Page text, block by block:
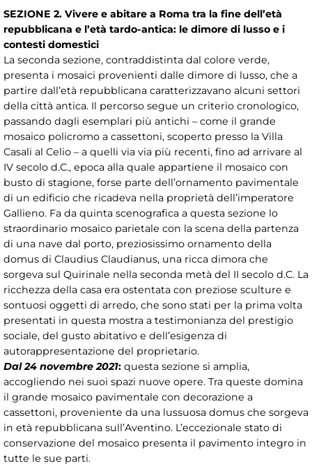
SEZIONE 2. Vivere e abitare a Roma tra la fine dell’età
repubblicana e l’età tardo-antica: le dimore di lusso e i
contesti domestici
La seconda sezione, contraddistinta dal colore verde,
presenta i mosaici provenienti dalle dimore di lusso, che a
partire dall’età repubblicana caratterizzavano alcuni settori
della città antica. Il percorso segue un criterio cronologico,
passando dagli esemplari più antichi – come il grande
mosaico policromo a cassettoni, scoperto presso la Villa
Casali al Celio – a quelli via via più recenti, fino ad arrivare al
IV secolo d.C., epoca alla quale appartiene il mosaico con
busto di stagione, forse parte dell’ornamento pavimentale
di un edificio che ricadeva nella proprietà dell’imperatore
Gallieno. Fa da quinta scenografica a questa sezione lo
straordinario mosaico parietale con la scena della partenza
di una nave dal porto, preziosissimo ornamento della
domus di Claudius Claudianus, una ricca dimora che
sorgeva sul Quirinale nella seconda metà del II secolo d.C. La
ricchezza della casa era ostentata con preziose sculture e
sontuosi oggetti di arredo, che sono stati per la prima volta
presentati in questa mostra a testimonianza del prestigio
sociale, del gusto abitativo e dell’esigenza di
autorappresentazione del proprietario.
Dal 24 novembre 2021: questa sezione si amplia,
accogliendo nei suoi spazi nuove opere. Tra queste domina
il grande mosaico pavimentale con decorazione a
cassettoni, proveniente da una lussuosa domus che sorgeva
in età repubblicana sull’Aventino. L’eccezionale stato di
conservazione del mosaico presenta il pavimento integro in
tutte le sue parti.